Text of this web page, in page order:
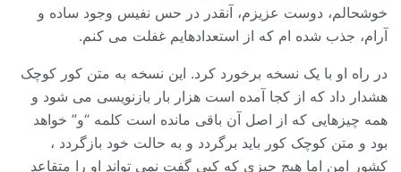
خوشحالم، دوست عزیزم، آنقدر در حس نفیس وجود ساده و
آرام، جذب شده ام که از استعدادهایم غفلت می کنم.
در راه او با یک نسخه برخورد کرد. این نسخه به متن کور کوچک
هشدار داد که از کجا آمده است هزار بار بازنویسی می شود و
همه چیزهایی که از اصل آن باقی مانده است کلمه “و” خواهد
بود و متن کوچک کور باید برگردد و به حالت خود بازگردد ،
کشور امن اما هیچ چیزی که کپی گفت نمی تواند او را متقاعد